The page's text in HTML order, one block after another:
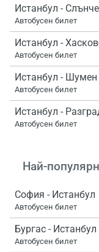
Истанбул -
Автобусен билет
Истанбул -
Автобусен билет
Истанбул - Шумен
Автобусен билет
Истанбул -
Автобусен билет
Най-
София - Истанбул
Автобусен билет
Бургас - Истанбул
Автобусен билет